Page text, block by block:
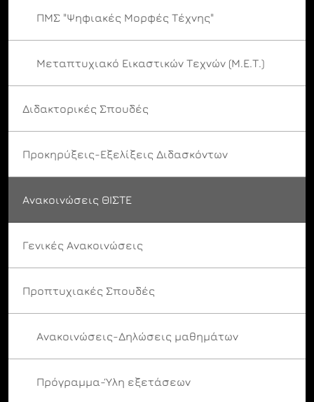
ΠΜΣ "Ψηφιακές Μορφές Τέχνης"
Μεταπτυχιακό Εικαστικών Τεχνών (Μ.Ε.Τ.)
Διδακτορικές Σπουδές
Προκηρύξεις-Εξελίξεις Διδασκόντων
Ανακοινώσεις ΘΙΣΤΕ
Γενικές Ανακοινώσεις
Προπτυχιακές Σπουδές
Ανακοινώσεις-Δηλώσεις μαθημάτων
Πρόγραμμα-Ύλη εξετάσεων